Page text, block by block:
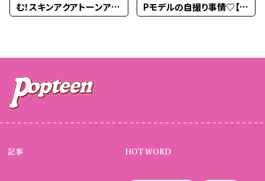
む！スキンアクアトーンアッ
Pモデルの自撮り事情♡【In
記事 HOT WORD